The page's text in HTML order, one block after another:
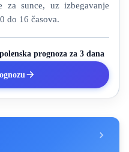
za sunce, uz izbegavanje
do 16 časova.
prognoza za 3 dana